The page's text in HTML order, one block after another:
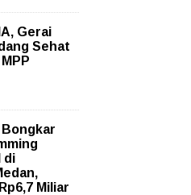
Gerai
Sehat
Bongkar
di
Miliar